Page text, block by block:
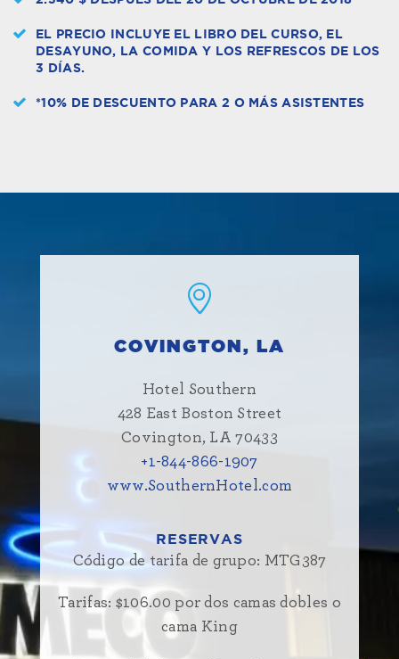
EL PRECIO INCLUYE EL LIBRO DEL CURSO, EL
DESAYUNO, LA COMIDA Y LOS REFRESCOS DE LOS
3 DÍAS.
*10% DE DESCUENTO PARA 2 O MÁS ASISTENTES
COVINGTON, LA
Hotel Southern
428 East Boston Street
Covington, LA 70433
+1-844-866-1907
www.SouthernHotel.com
RESERVAS
Código de tarifa de grupo: MTG387
Tarifas: $106.00 por dos camas dobles o
cama King